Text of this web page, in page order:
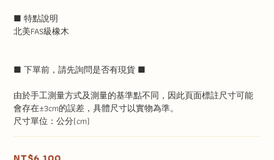
■ 特點說明
北美FAS級橡木
■ 下單前，請先詢問是否有現貨 ■
由於手工測量方式及測量的基準點不同，因此頁面標註尺寸可能
會存在±3cm的誤差，具體尺寸以實物為準。
尺寸單位：公分(cm)